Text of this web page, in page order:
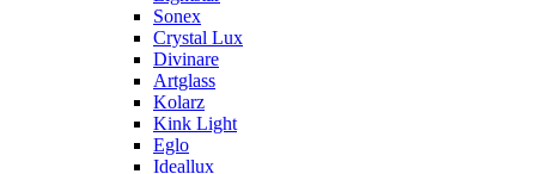
Sonex
Crystal Lux
Divinare
Artglass
Kolarz
Kink Light
Eglo
Ideallux